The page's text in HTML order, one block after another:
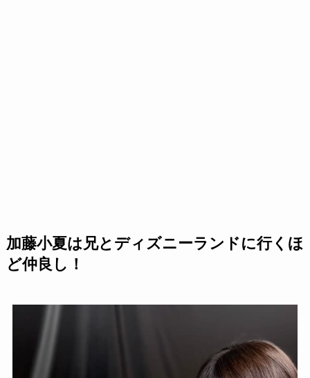
加藤小夏は兄とディズニーランドに行くほ
ど仲良し！